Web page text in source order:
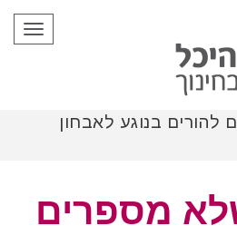
להורים בנוגע לאבחון
שלא מספרים